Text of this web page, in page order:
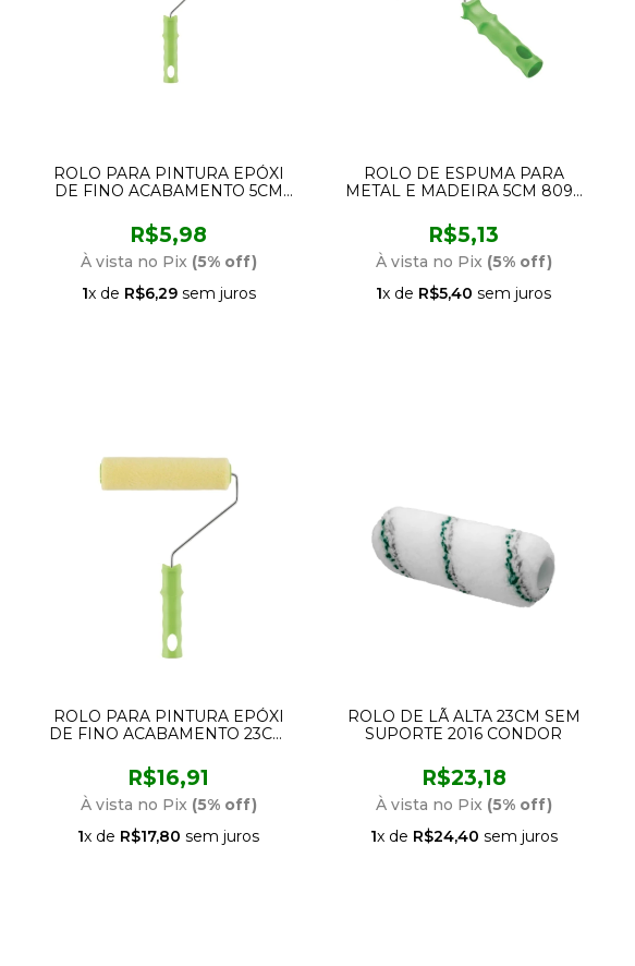
ROLO PARA PINTURA EPÓXI
DE FINO ACABAMENTO 5CM
R$5,98
À vista no Pix (5% off)
1x de R$6,29sem juros
ROLO DE ESPUMA PARA
METAL E MADEIRA 5CM 8094
R$5,13
À vista no Pix (5% off)
1x de R$5,40 sem juros
ROLO PARA PINTURA EPÓXI
DE FINO ACABAMENTO 23CM
R$16,91
À vista no Pix (5% off)
1x de R$17,80 sem juros
ROLO DE LÃ ALTA 23CM SEM
SUPORTE 2016 CONDOR
R$23,18
À vista no Pix (5% off)
1x de R$24,40 sem juros